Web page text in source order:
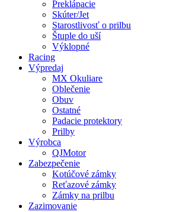
Preklápacie
Skúter/Jet
Starostlivosť o prilbu
Štuple do uší
Výklopné
Racing
Výpredaj
MX Okuliare
Oblečenie
Obuv
Ostatné
Padacie protektory
Prilby
Výrobca
QJMotor
Zabezpečenie
Kotúčové zámky
Reťazové zámky
Zámky na prilbu
Zazimovanie